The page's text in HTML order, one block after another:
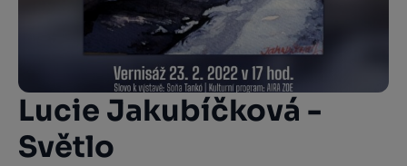
Lucie Jakubíčková -
Světlo